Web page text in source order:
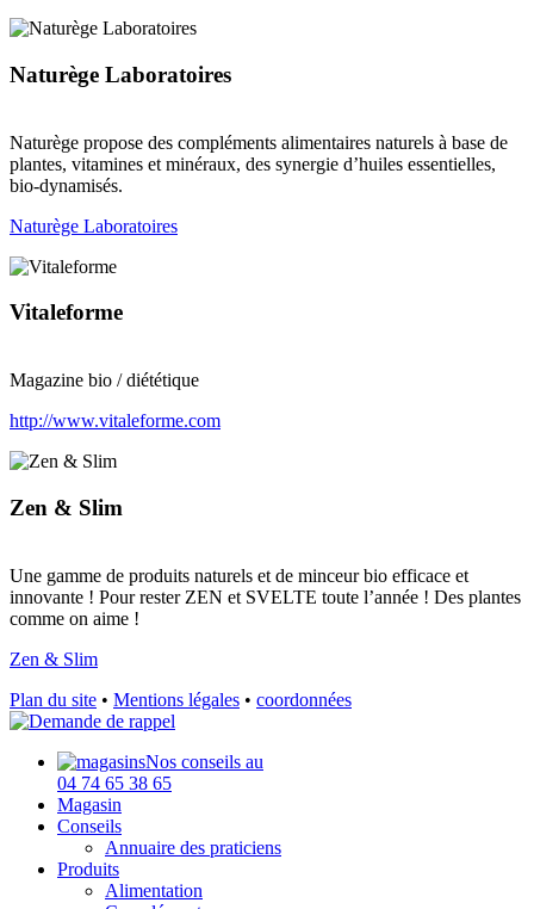
Naturège Laboratoires
Naturège propose des compléments alimentaires naturels à base de
plantes, vitamines et minéraux, des synergie d’huiles essentielles,
bio-dynamisés.
Naturège Laboratoires
Vitaleforme
Magazine bio / diététique
http://www.vitaleforme.com
Zen & Slim
Une gamme de produits naturels et de minceur bio efficace et
innovante ! Pour rester ZEN et SVELTE toute l’année ! Des plantes
comme on aime !
Zen & Slim
Plan du site • Mentions légales • coordonnées
Nos conseils au
04 74 65 38 65
Magasin
Conseils
Annuaire des praticiens
Produits
Alimentation